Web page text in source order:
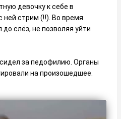
девочку к себе в
ней стрим (‼️). Во время
слёз, не позволяя уйти
за педофилию. Органы
на произошедшее.